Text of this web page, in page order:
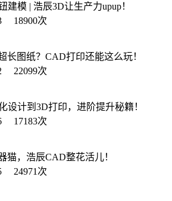
建模 | 浩辰3D让生产力upup！
18900次
长图纸？CAD打印还能这么玩！
22099次
设计到3D打印，进阶提升秘籍！
17183次
猫，浩辰CAD整花活儿！
24971次